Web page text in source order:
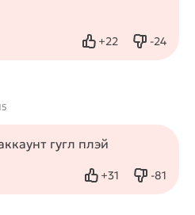
+22
Нравится -24
Не
гугл плэй
+31
Нравится -81
Не